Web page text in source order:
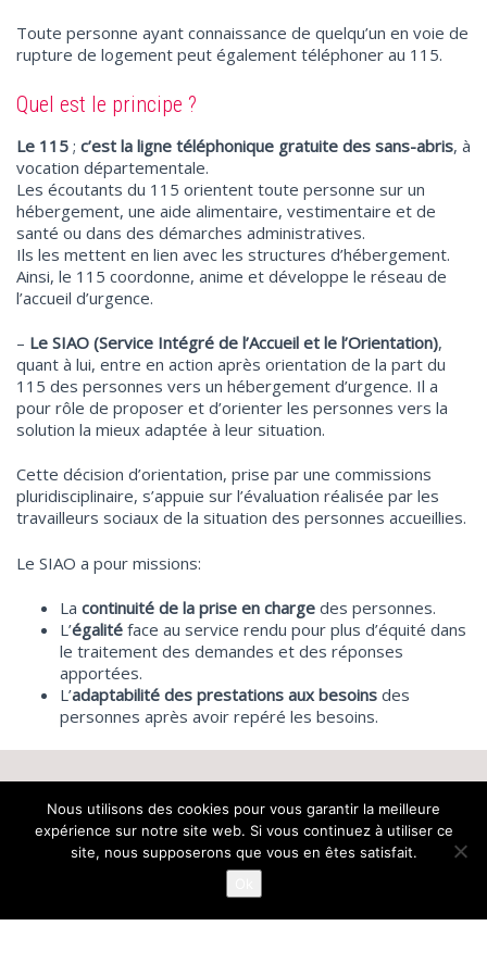
Toute personne ayant connaissance de quelqu’un en voie de
rupture de logement peut également téléphoner au 115.
Quel est le principe ?
Le 115 ; c’est la ligne téléphonique gratuite des sans-abris, à
vocation départementale.
Les écoutants du 115 orientent toute personne sur un
hébergement, une aide alimentaire, vestimentaire et de
santé ou dans des démarches administratives.
Ils les mettent en lien avec les structures d’hébergement.
Ainsi, le 115 coordonne, anime et développe le réseau de
l’accueil d’urgence.
– Le SIAO (Service Intégré de l’Accueil et le l’Orientation),
quant à lui, entre en action après orientation de la part du
115 des personnes vers un hébergement d’urgence. Il a
pour rôle de proposer et d’orienter les personnes vers la
solution la mieux adaptée à leur situation.
Cette décision d’orientation, prise par une commissions
pluridisciplinaire, s’appuie sur l’évaluation réalisée par les
travailleurs sociaux de la situation des personnes accueillies.
Le SIAO a pour missions:
La continuité de la prise en charge des personnes.
L’égalité face au service rendu pour plus d’équité dans
le traitement des demandes et des réponses
apportées.
L’adaptabilité des prestations aux besoins des
personnes après avoir repéré les besoins.
Nos actualités Nos rapports Partenaires
Nous utilisons des cookies pour vous garantir la meilleure
expérience sur notre site web. Si vous continuez à utiliser ce
site, nous supposerons que vous en êtes satisfait.